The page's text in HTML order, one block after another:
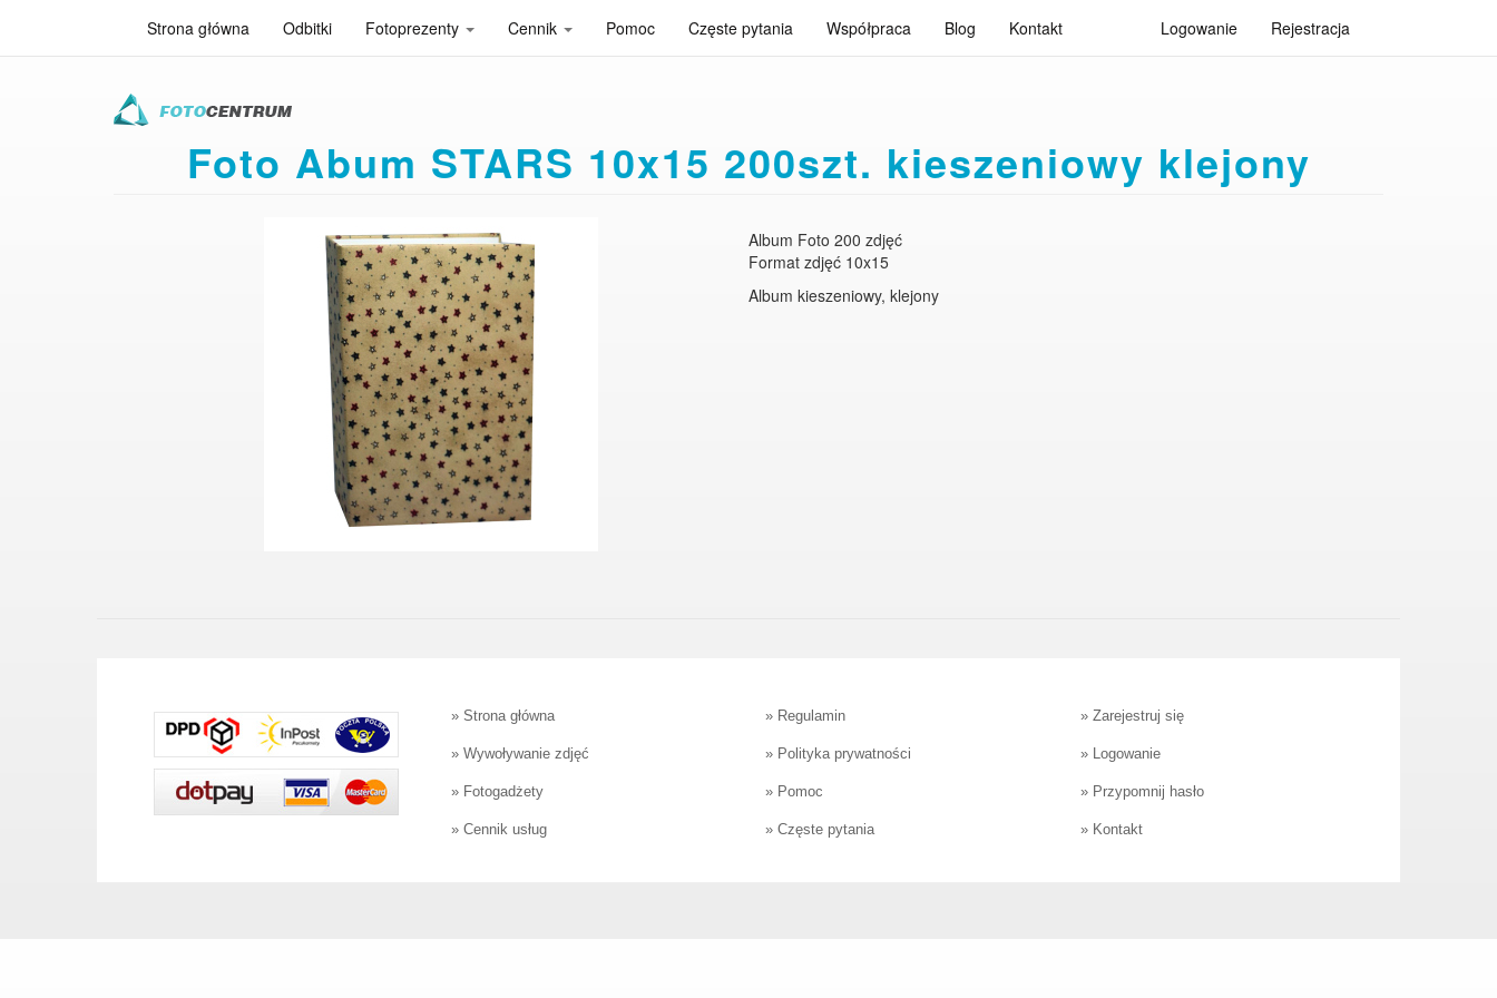
Strona główna Odbitki Fotoprezenty Cennik Pomoc Częste pytania Współpraca Blog Kontakt Logowanie Rejestracja
Foto Abum STARS 10x15 200szt. kieszeniowy klejony
Album Foto 200 zdjęć
Format zdjęć 10x15
Album kieszeniowy, klejony
» Strona główna
» Wywoływanie zdjęć
» Fotogadżety
» Cennik usług
» Regulamin
» Polityka prywatności
» Pomoc
» Częste pytania
» Zarejestruj się
» Logowanie
» Przypomnij hasło
» Kontakt